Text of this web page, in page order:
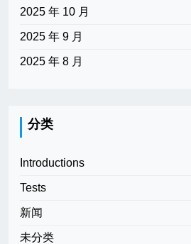
2025 年 10 月
2025 年 9 月
2025 年 8 月
分类
Introductions
Tests
新闻
未分类